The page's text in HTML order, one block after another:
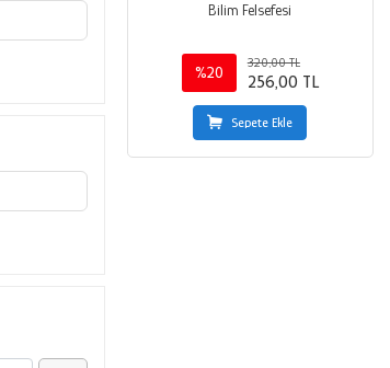
Bilim Felsefesi
%20
320,00 TL
256,00 TL
Sepete Ekle